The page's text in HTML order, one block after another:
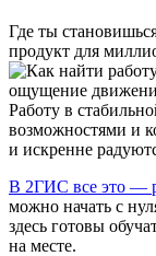
Где ты
продукт для
Работу в
возможностями и
и искренне
В 2ГИС все это —
можно начать с
здесь готовы
на месте.